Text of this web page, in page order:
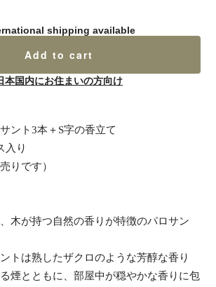
shipping available
Add to cart
本国内にお住まいの方向け
ント3本＋S字の香立て
入り
りです）
木が持つ自然の香りが特徴のパロサン
トは熟したザクロのような芳醇な香り
煙とともに、部屋中が穏やかな香りに包